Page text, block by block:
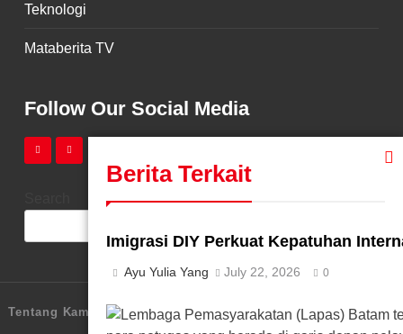
Berita Terkait
Imigrasi DIY Perkuat Kepatuhan
Ayu Yulia Yang July 22, 2026 0
Teknologi
Mataberita TV
Follow Our Social Media
Tentang Kami Redaksi Pedoman Media Siber Karir